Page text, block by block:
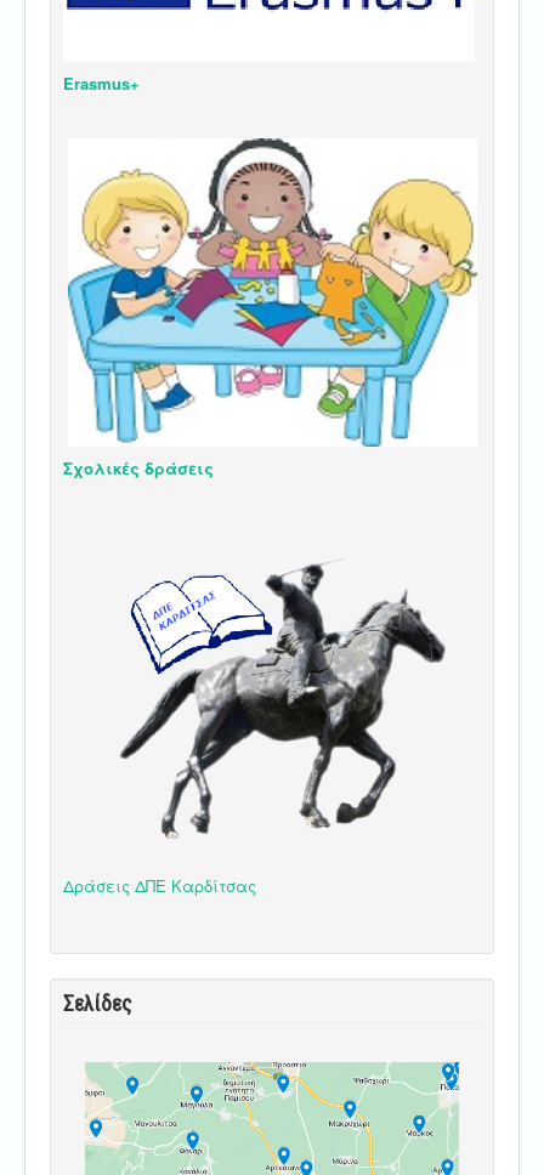
Erasmus+
Σχολικές δράσεις
Δράσεις ΔΠΕ Καρδίτσας
Σελίδες